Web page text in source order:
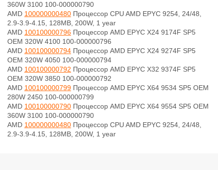
360W 3100 100-000000790
AMD 100000000480 Процессор CPU AMD EPYC 9254, 24/48,
2.9-3.9-4.15, 128MB, 200W, 1 year
AMD 100100000796 Процессор AMD EPYC X24 9174F SP5
OEM 320W 4100 100-000000796
AMD 100100000794 Процессор AMD EPYC X24 9274F SP5
OEM 320W 4050 100-000000794
AMD 100100000792 Процессор AMD EPYC X32 9374F SP5
OEM 320W 3850 100-000000792
AMD 100100000799 Процессор AMD EPYC X64 9534 SP5 OEM
280W 2450 100-000000799
AMD 100100000790 Процессор AMD EPYC X64 9554 SP5 OEM
360W 3100 100-000000790
AMD 100000000480 Процессор CPU AMD EPYC 9254, 24/48,
2.9-3.9-4.15, 128MB, 200W, 1 year